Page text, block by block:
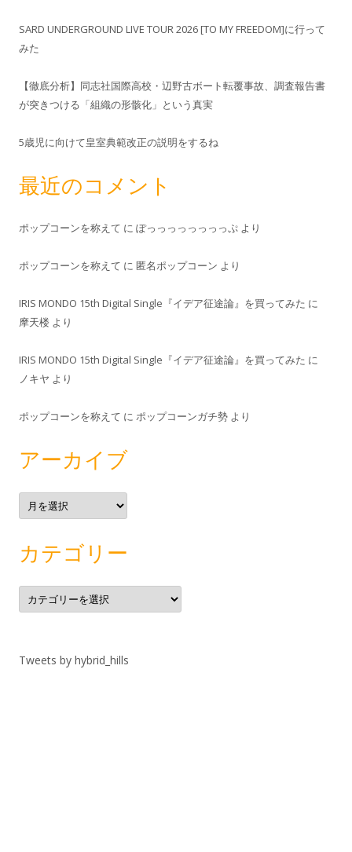
SARD UNDERGROUND LIVE TOUR 2026 [TO MY FREEDOM]に行って
みた
【徹底分析】同志社国際高校・辺野古ボート転覆事故、調査報告書
が突きつける「組織の形骸化」という真実
5歳児に向けて皇室典範改正の説明をするね
最近のコメント
ポップコーンを称えて に ぽっっっっっっっっぷ より
ポップコーンを称えて に 匿名ポップコーン より
IRIS MONDO 15th Digital Single『イデア征途論』を買ってみた に
摩天楼 より
IRIS MONDO 15th Digital Single『イデア征途論』を買ってみた に
ノキヤ より
ポップコーンを称えて に ポップコーンガチ勢 より
アーカイブ
ア
ー
カ
カテゴリー
カ
テ
ゴ
Tweets by hybrid_hills